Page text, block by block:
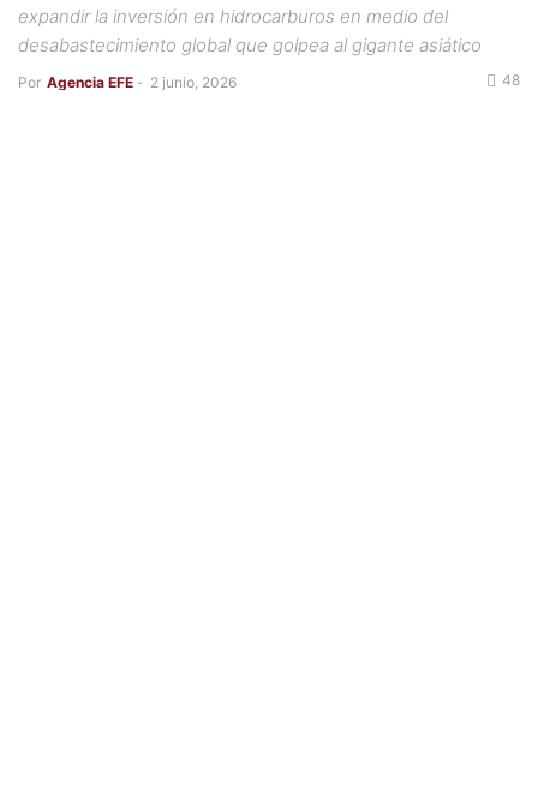
expandir la inversión en hidrocarburos en medio del
desabastecimiento global que golpea al gigante asiático
Por Agencia EFE - 2 junio, 2026 48